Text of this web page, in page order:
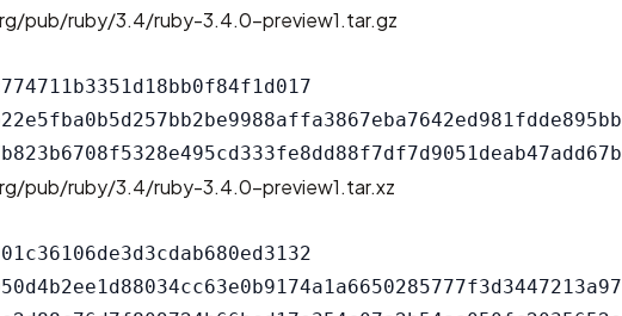
pub/ruby/3.4/ruby-3.4.0-preview1.tar.gz
pub/ruby/3.4/ruby-3.4.0-preview1.tar.xz